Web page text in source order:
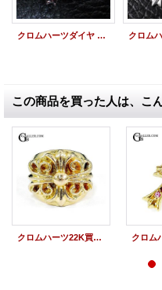
クロムハーツダイヤ ベイビーファットクロスチャーム パヴェダイヤ
この商品を買った人は、こ
クロムハーツ22K買取 | キーパーリング 17号